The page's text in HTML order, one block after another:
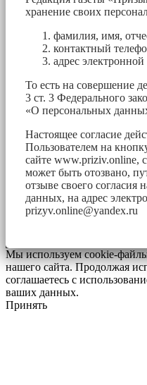
хранение своих
фамилия, имя,
контактный
адрес
То есть на совершение
3 ст. 3 Федерального
«О персональных
Настоящее согласие
Пользователем на
сайте www.priziv.online,
может быть отозвано,
отзыве своего согласия
данных, на адрес
prizyv.online@yandex.ru
Мы используем cookie-
нашего сайта. Продолжая
соглашаетесь с
ваших данных.
Принять